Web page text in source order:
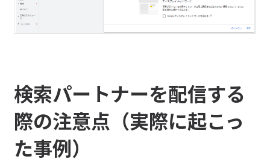
検索パートナーを配信する
際の注意点（実際に起こっ
た事例）